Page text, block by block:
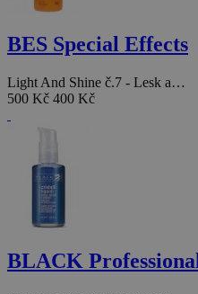
BES Special Effects
Light And Shine č.7 - Lesk a…
500 Kč 400 Kč
BLACK Professional